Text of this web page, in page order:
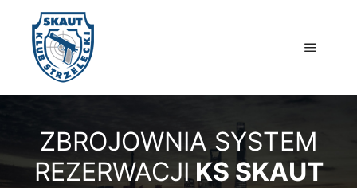
ZBROJOWNIA SYSTEM
REZERWACJIKS SKAUT